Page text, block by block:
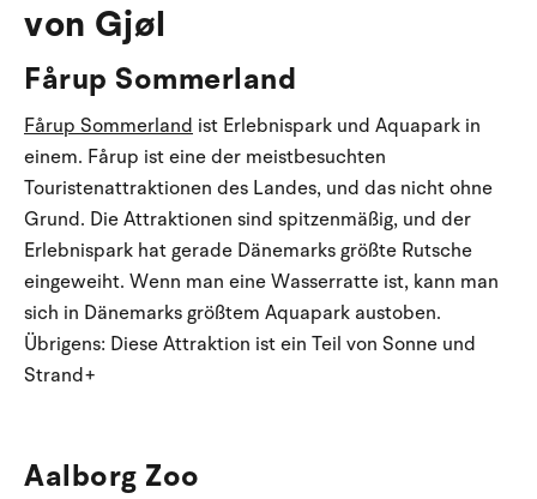
von Gjøl
Fårup Sommerland
Fårup Sommerland ist Erlebnispark und Aquapark in
einem. Fårup ist eine der meistbesuchten
Touristenattraktionen des Landes, und das nicht ohne
Grund. Die Attraktionen sind spitzenmäßig, und der
Erlebnispark hat gerade Dänemarks größte Rutsche
eingeweiht. Wenn man eine Wasserratte ist, kann man
sich in Dänemarks größtem Aquapark austoben.
Übrigens: Diese Attraktion ist ein Teil von Sonne und
Strand+
Aalborg Zoo